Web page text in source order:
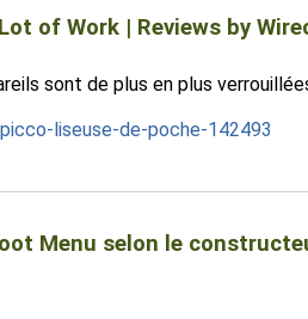
of Work | Reviews by
sont de plus en plus
liseuse-de-poche-142493
Menu selon le